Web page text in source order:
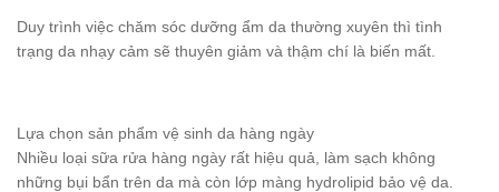
Duy trình việc chăm sóc dưỡng ẩm da thường xuyên thì tình
trạng da nhạy cảm sẽ thuyên giảm và thậm chí là biến mất.
Lựa chọn sản phẩm vệ sinh da hàng ngày
Nhiều loại sữa rửa hàng ngày rất hiệu quả, làm sạch không
những bụi bẩn trên da mà còn lớp màng hydrolipid bảo vệ da.